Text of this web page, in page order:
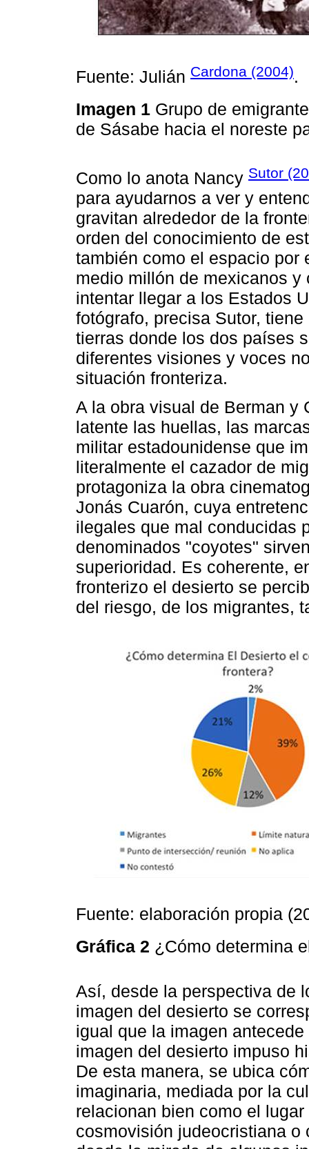
Fuente: Julián Cardona (2004).
Imagen 1 Grupo de
de Sásabe hacia el noreste
Como lo anota Nancy Sutor
para ayudarnos a ver y
gravitan alrededor de la
orden del conocimiento de
también como el espacio por
medio millón de mexicanos
intentar llegar a los Estados
fotógrafo, precisa Sutor,
tierras donde los dos países
diferentes visiones y voces
situación fronteriza.
A la obra visual de Berman y
latente las huellas, las
militar estadounidense que
literalmente el cazador de
protagoniza la obra
Jonás Cuarón, cuya
ilegales que mal conducidas
denominados "coyotes"
superioridad. Es coherente,
fronterizo el desierto se
del riesgo, de los migrantes,
Fuente: elaboración propia
Gráfica 2 ¿Cómo determina
Así, desde la perspectiva de
imagen del desierto se
igual que la imagen
imagen del desierto impuso
De esta manera, se ubica
imaginaria, mediada por la
relacionan bien como el
cosmovisión judeocristiana